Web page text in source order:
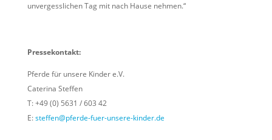
unvergesslichen Tag mit nach Hause nehmen.“
Pressekontakt:
Pferde für unsere Kinder e.V.
Caterina Steffen
T: +49 (0) 5631 / 603 42
E:steffen@pferde-fuer-unsere-kinder.de